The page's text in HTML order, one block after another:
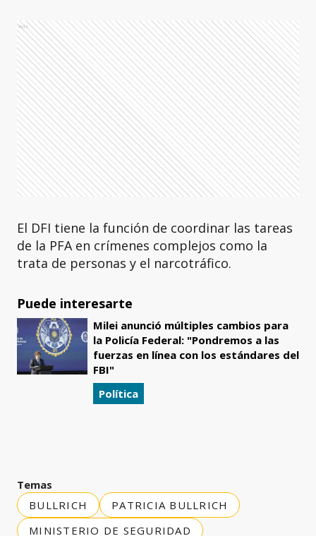
Ads
El DFI tiene la función de coordinar las tareas
de la PFA en crímenes complejos como la
trata de personas y el narcotráfico.
Puede interesarte
Milei anunció múltiples cambios para
la Policía Federal: "Pondremos a las
fuerzas en línea con los estándares del
FBI"
Política
Temas
BULLRICH
PATRICIA BULLRICH
MINISTERIO DE SEGURIDAD